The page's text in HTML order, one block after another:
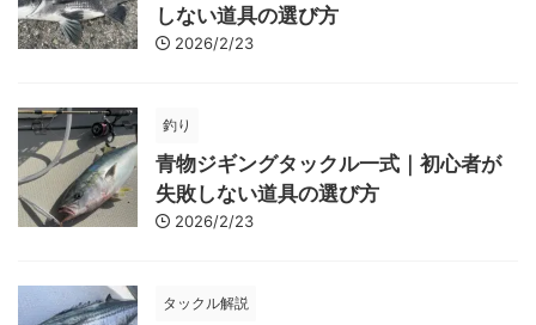
しない道具の選び方
2026/2/23
釣り
青物ジギングタックル一式｜初心者が
失敗しない道具の選び方
2026/2/23
タックル解説